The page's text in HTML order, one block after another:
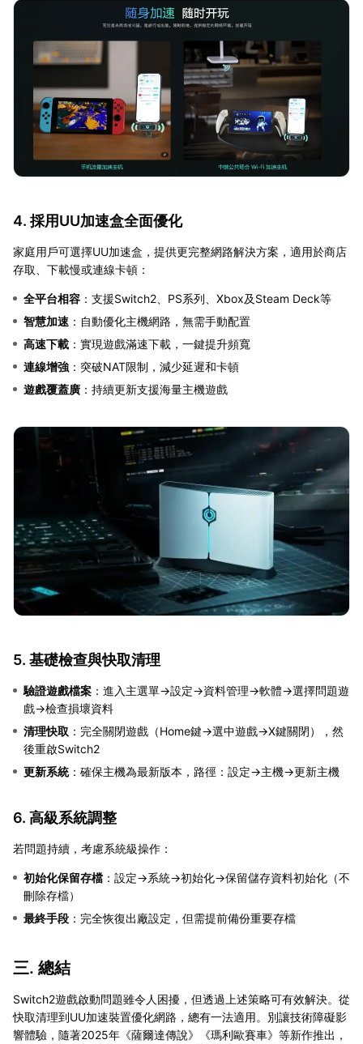
4. 採用UU加速盒全面優化
家庭用戶可選擇UU加速盒，提供更完整網路解決方案，適用於商店
存取、下載慢或連線卡頓：
全平台相容 ：支援Switch2、PS系列、Xbox及Steam Deck等
智慧加速 ：自動優化主機網路，無需手動配置
高速下載 ：實現遊戲滿速下載，一鍵提升頻寬
連線增強 ：突破NAT限制，減少延遲和卡頓
遊戲覆蓋廣 ：持續更新支援海量主機遊戲
5. 基礎檢查與快取清理
驗證遊戲檔案 ：進入主選單→設定→資料管理→軟體→選擇問題遊
戲→檢查損壞資料
清理快取 ：完全關閉遊戲（Home鍵→選中遊戲→X鍵關閉），然
後重啟Switch2
更新系統：確保主機為最新版本，路徑：設定→主機→更新主機
6. 高級系統調整
若問題持續，考慮系統級操作：
初始化保留存檔 ：設定→系統→初始化→保留儲存資料初始化（不
刪除存檔）
最終手段 ：完全恢復出廠設定，但需提前備份重要存檔
三. 總結
Switch2遊戲啟動問題雖令人困擾，但透過上述策略可有效解決。從
快取清理到UU加速裝置優化網路，總有一法適用。別讓技術障礙影
響體驗，隨著2025年《薩爾達傳說》《瑪利歐賽車》等新作推出，